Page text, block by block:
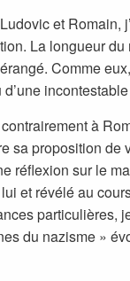
et Romain,
La longueur du
Comme
d’une
à
sa proposition de
réflexion sur le
et révélé au
particulières,
du nazisme »